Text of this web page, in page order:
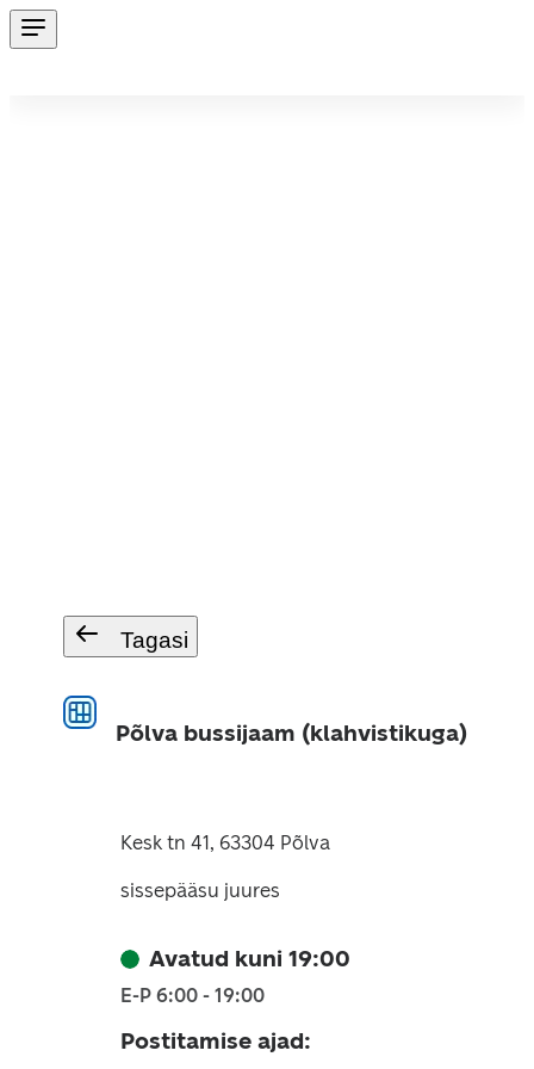
Tagasi
Põlva bussijaam (klahvistikuga)
Kesk tn 41, 63304 Põlva
sissepääsu juures
Avatud kuni 19:00
E-P 6:00 - 19:00
Postitamise ajad: